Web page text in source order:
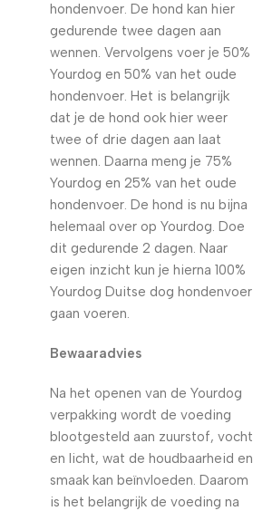
hondenvoer. De hond kan hier
gedurende twee dagen aan
wennen. Vervolgens voer je 50%
Yourdog en 50% van het oude
hondenvoer. Het is belangrijk
dat je de hond ook hier weer
twee of drie dagen aan laat
wennen. Daarna meng je 75%
Yourdog en 25% van het oude
hondenvoer. De hond is nu bijna
helemaal over op Yourdog. Doe
dit gedurende 2 dagen. Naar
eigen inzicht kun je hierna 100%
Yourdog Duitse dog hondenvoer
gaan voeren.
Bewaaradvies
Na het openen van de Yourdog
verpakking wordt de voeding
blootgesteld aan zuurstof, vocht
en licht, wat de houdbaarheid en
smaak kan beïnvloeden. Daarom
is het belangrijk de voeding na